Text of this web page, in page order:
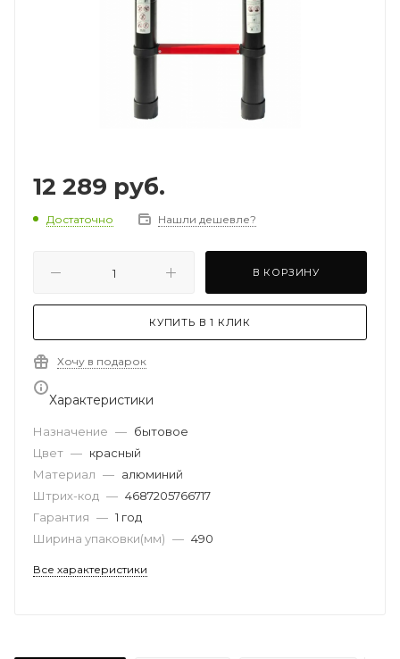
12 289 руб.
Достаточно Нашли дешевле?
В КОРЗИНУ
КУПИТЬ В 1 КЛИК
Хочу в подарок
Характеристики
Назначение — бытовое
Цвет — красный
Материал — алюминий
Штрих-код — 4687205766717
Гарантия — 1 год
Ширина упаковки(мм) — 490
Все характеристики